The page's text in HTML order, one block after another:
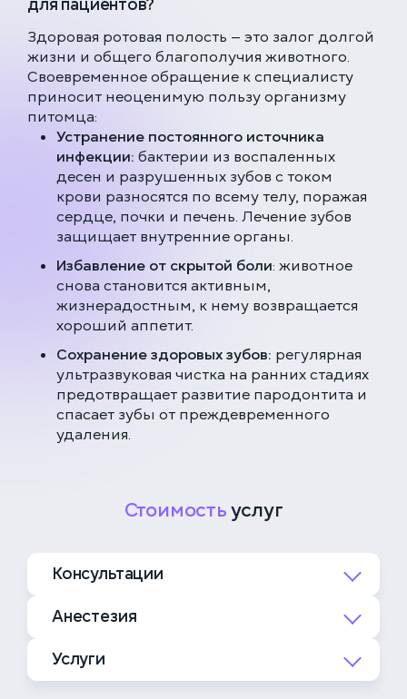
Здоровая ротовая полость — это залог долгой
жизни и общего благополучия животного.
Своевременное обращение к специалисту
приносит неоценимую пользу организму
питомца:
Устранение постоянного источника
инфекции: бактерии из воспаленных
десен и разрушенных зубов с током
крови разносятся по всему телу, поражая
сердце, почки и печень. Лечение зубов
защищает внутренние органы.
Избавление от скрытой боли: животное
снова становится активным,
жизнерадостным, к нему возвращается
хороший аппетит.
Сохранение здоровых зубов: регулярная
ультразвуковая чистка на ранних стадиях
предотвращает развитие пародонтита и
спасает зубы от преждевременного
удаления.
Стоимостьуслуг
Консультации
Приём врача стоматолога 5 000 ₽
Повторный приём врача
4 000 ₽
Анестезия
Анестезиологическое
сопровождение для
10 000 ₽
Услуги